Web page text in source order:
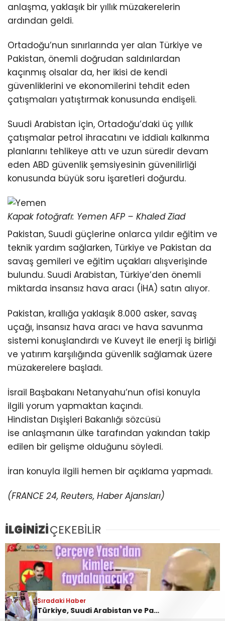
Sıradaki Haber
Türkiye, Suudi Arabistan ve Pakistan karşılıklı savunma anlaşması imzaladı!
anlaşma, yaklaşık bir yıllık müzakerelerin
ardından geldi.
Ortadoğu’nun sınırlarında yer alan Türkiye ve
Pakistan, önemli doğrudan saldırılardan
kaçınmış olsalar da, her ikisi de kendi
güvenliklerini ve ekonomilerini tehdit eden
çatışmaları yatıştırmak konusunda endişeli.
Suudi Arabistan için, Ortadoğu’daki üç yıllık
çatışmalar petrol ihracatını ve iddialı kalkınma
planlarını tehlikeye attı ve uzun süredir devam
eden ABD güvenlik şemsiyesinin güvenilirliği
konusunda büyük soru işaretleri doğurdu.
Kapak fotoğrafı: Yemen AFP – Khaled Ziad
Pakistan, Suudi güçlerine onlarca yıldır eğitim ve
teknik yardım sağlarken, Türkiye ve Pakistan da
savaş gemileri ve eğitim uçakları alışverişinde
bulundu. Suudi Arabistan, Türkiye’den önemli
miktarda insansız hava aracı (İHA) satın alıyor.
Pakistan, krallığa yaklaşık 8.000 asker, savaş
uçağı, insansız hava aracı ve hava savunma
sistemi konuşlandırdı ve Kuveyt ile enerji iş birliği
ve yatırım karşılığında güvenlik sağlamak üzere
müzakerelere başladı.
İsrail Başbakanı Netanyahu’nun ofisi konuyla
ilgili yorum yapmaktan kaçındı.
Hindistan Dışişleri Bakanlığı sözcüsü
ise anlaşmanın ülke tarafından yakından takip
edilen bir gelişme olduğunu söyledi.
İran konuyla ilgili hemen bir açıklama yapmadı.
(FRANCE 24, Reuters, Haber Ajansları)
İLGİNİZİÇEKEBİLİR